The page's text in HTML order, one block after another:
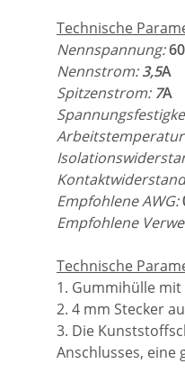
Technische
Nennspannung:
Nennstrom:3,5A
Spitzenstrom: 7A
Empfohlene AWG:
Empfohlene
Technische
1. Gummihülle
2. 4 mm Stecker
3. Die
Anschlusses, eine